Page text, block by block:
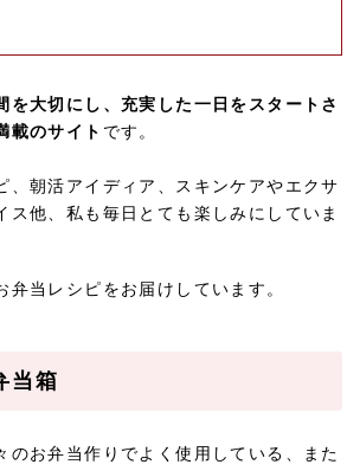
を大切にし、充実した一日をスタートさ
載のサイト です。
、朝活アイディア、スキンケアやエクサ
ス他、私も毎日とても楽しみにしていま
弁当レシピをお届けしています。
当箱
のお弁当作りでよく使用している、また